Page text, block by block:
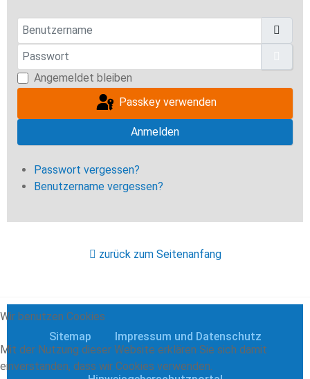
Benutzername
Passwort
Angemeldet bleiben
Passkey verwenden
Anmelden
Passwort vergessen?
Benutzername vergessen?
zurück zum Seitenanfang
Sitemap Impressum und Datenschutz
Wir benutzen Cookies
Mit der Nutzung dieser Website erklären Sie sich damit
einverstanden, dass wir Cookies verwenden.